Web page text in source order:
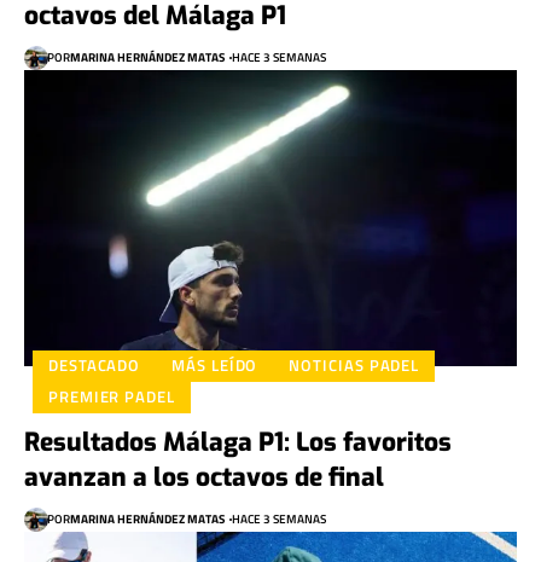
octavos del Málaga P1
PORMARINA HERNÁNDEZ MATAS HACE 3 SEMANAS
DESTACADO MÁS LEÍDO
NOTICIAS PADEL
PREMIER PADEL
Resultados Málaga P1: Los favoritos
avanzan a los octavos de final
PORMARINA HERNÁNDEZ MATAS HACE 3 SEMANAS